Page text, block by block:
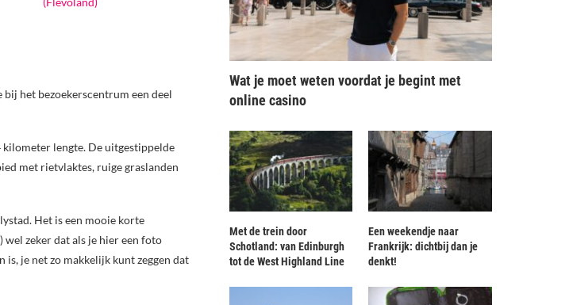
het bezoekerscentrum een deel
lengte. De uitgestippelde
met rietvlaktes, ruige graslanden
Het is een mooie korte
zeker dat als je hier een foto
is, je net zo makkelijk kunt zeggen dat
Wat je moet weten voordat je begint met
online casino
Met de trein door
Schotland: van Edinburgh
tot de West Highland Line
Een weekendje naar
Frankrijk: dichtbij dan je
denkt!